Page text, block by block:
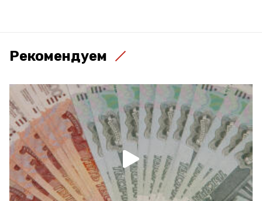
Рекомендуем